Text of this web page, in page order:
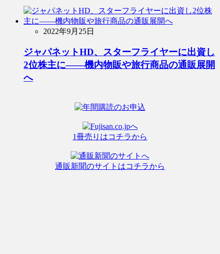
2022年9月25日
ジャパネットHD、スターフライヤーに出資し
2位株主に――機内物販や旅行商品の通販展開
へ
1冊売りはコチラから
通販新聞のサイトはコチラから